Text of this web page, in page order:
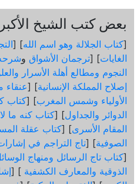
بعض كتب الشيخ الأكبر
[كتاب الجلالة وهو اسم الله] [
الغايات] [ترجمان الأشواق و
النجوم ومطالع أهلة الأسرار
إصلاح المملكة الإنسانية] [
الأولياء وشمس المغرب] [كتاب
الدوائر والجداول] [كتاب كنه ما
المقام الأسرى] [كتاب عقلة
الصوفية] [تاج التراجم في
[كتاب تاج الرسائل ومنهاج
الذوقية والمعارف الكشفية ] [